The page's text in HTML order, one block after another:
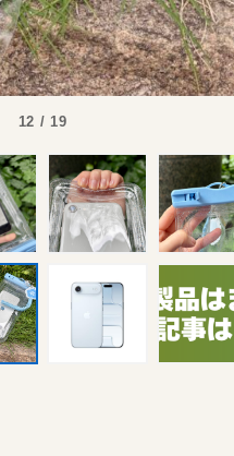
12 / 19